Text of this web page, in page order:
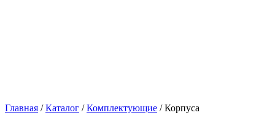
Главная /Каталог /Комплектующие / Корпуса